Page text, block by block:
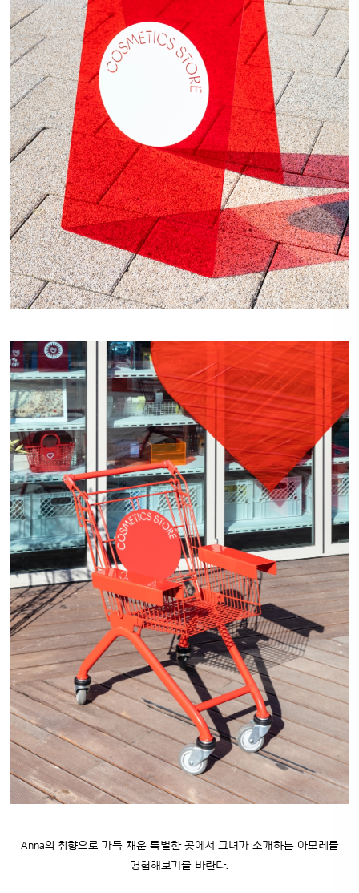
Anna의 취향으로 가득 채운 특별한 곳에서 그녀가 소개하는 아모레를
경험해보기를 바란다.